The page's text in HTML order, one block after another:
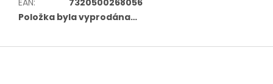
EAN:
7320500268056
Položka byla vyprodána…